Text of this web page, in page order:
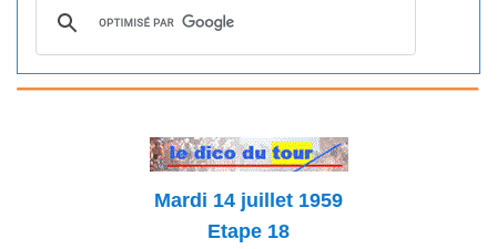
Mardi 14 juillet 1959
Etape 18